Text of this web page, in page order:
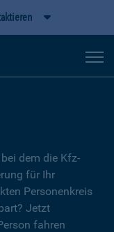
dem die Kfz-
für Ihr
Personenkreis
Jetzt
fahren